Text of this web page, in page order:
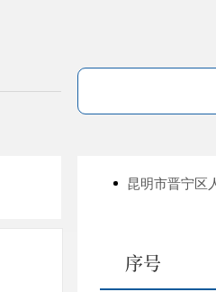
昆明市晋宁区
序号